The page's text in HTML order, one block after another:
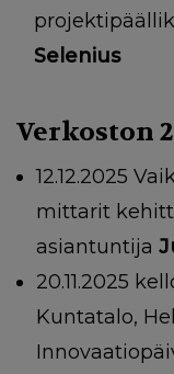
Selenius
Verkoston
12.12.2025
mittarit
asiantuntija
20.11.2025
Kuntatalo,